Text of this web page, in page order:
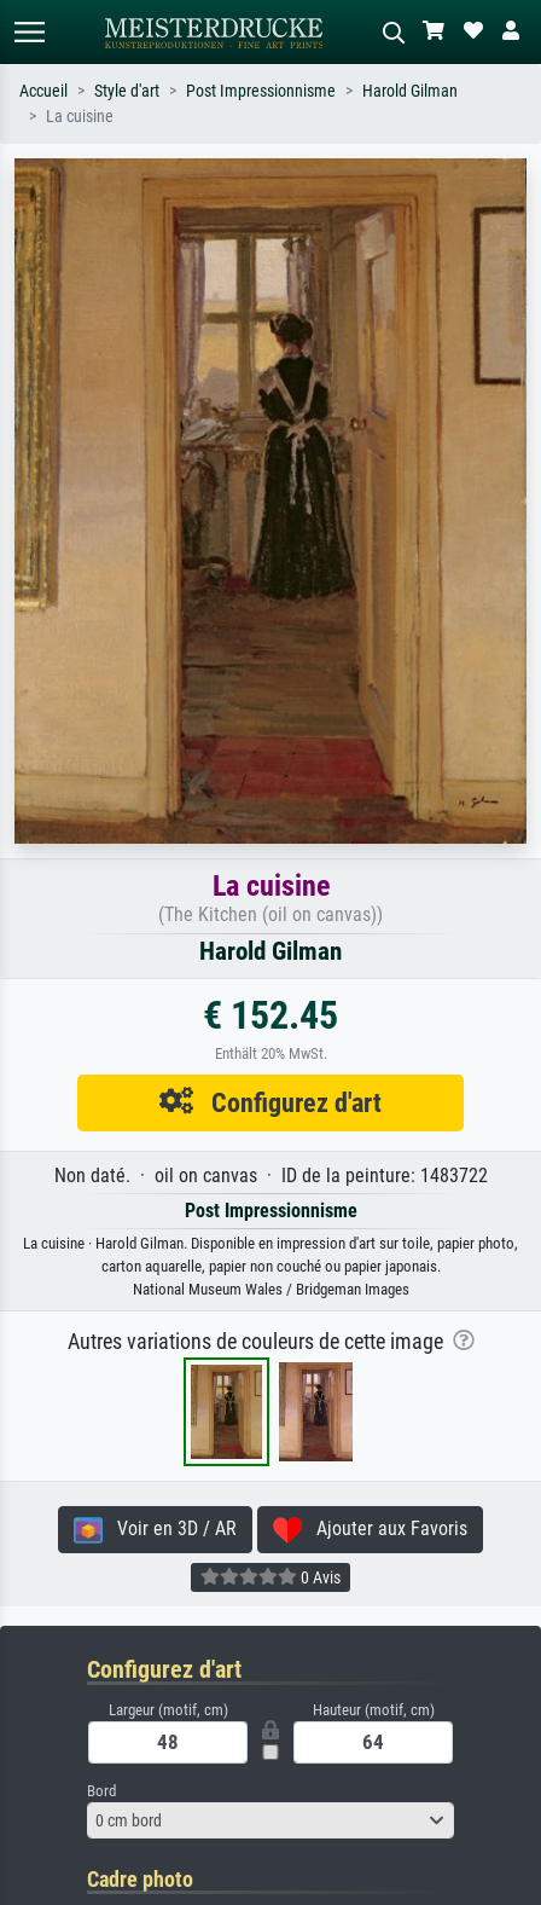
Recherchez par artiste, titre ou style –
ex. Monet, Nuit étoilée,
impressionnisme, vague de Hokusai,
Décrivez la scène – ex. prairie verte,
abstrait avec beaucoup de rouge,
tableau sombre, nu debout près d'un
arbre.
Accueil Style d'art Post Impressionnisme
Harold Gilman
La cuisine
La cuisine
(The Kitchen (oil on canvas))
Harold Gilman
€ 152.45
Enthält 20% MwSt.
Configurez d'art
Non daté. · oil on canvas · ID de la peinture: 1483722
Post Impressionnisme
La cuisine · Harold Gilman. Disponible en impression d'art sur toile, papier photo,
carton aquarelle, papier non couché ou papier japonais.
National Museum Wales / Bridgeman Images
Autres variations de couleurs de cette image
Voir en 3D / AR Ajouter aux Favoris
0 Avis
Configurez d'art
Largeur (motif, cm) Hauteur (motif, cm)
Bord
0 cm bord
Cadre photo